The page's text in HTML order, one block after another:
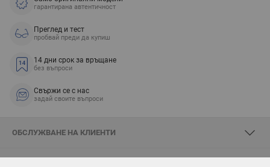
гарантирана автентичност
Преглед и тест
пробвай преди да купиш
14 дни срок за връщане
без въпроси
Свържи се с нас
задай своите въпроси
ОБСЛУЖВАНЕ НА КЛИЕНТИ